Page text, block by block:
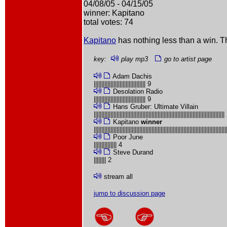
04/08/05 - 04/15/05
winner: Kapitano
total votes: 74
Kapitano has nothing less than a win.
key: play mp3 go to artist page
Adam Dachis
|||||||||||||||||||||||||||||||||| 9
Desolation Radio
|||||||||||||||||||||||||||||||||| 9
Hans Gruber: Ultimate Villain
||||||||||||||||||||||||||||||||||||||||||||||||||||||||||||||||||||||||||||||||||||||
Kapitano winner
Poor June
||||||||||||||| 4
Steve Durand
|||||||| 2
stream all
jump to discussion page